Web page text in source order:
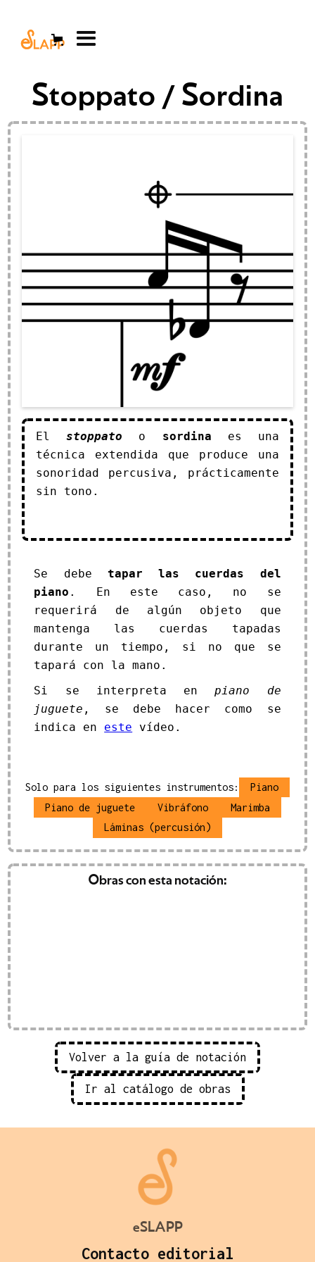
Stoppato / Sordina
Elstoppato o sordina es una
técnica extendida que produce una
sonoridad percusiva, prácticamente
sin tono.
Se debe tapar las cuerdas del
piano . En este caso, no se
requerirá de algún objeto que
mantenga las cuerdas tapadas
durante un tiempo, si no que se
tapará con la mano.
Si se interpreta enpiano de
juguete , se debe hacer como se
indica en este vídeo.
Solo para los siguientes instrumentos:
Piano
Piano de juguete
Vibráfono
Marimba
Láminas (percusión)
Obras con esta notación:
ASssMRrrrst(2025)
Volver a la guía de notación
Ir al catálogo de obras
eSLAPP
Contacto editorial